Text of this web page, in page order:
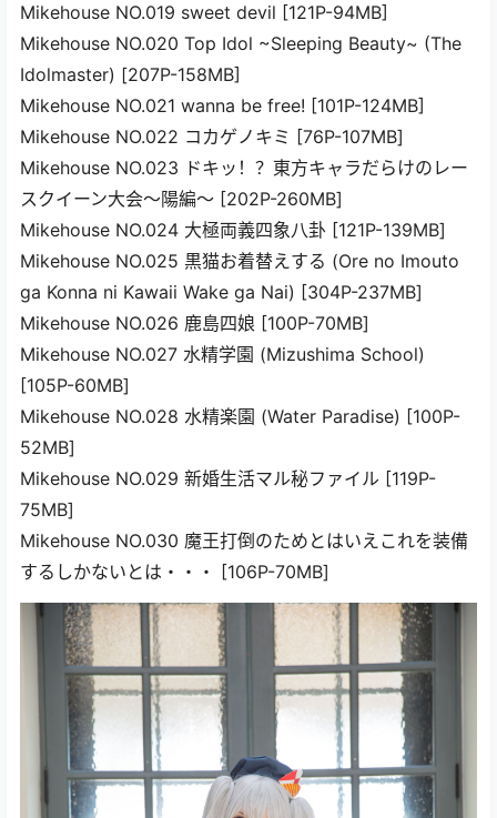
Mikehouse NO.019 sweet devil [121P-94MB]
Mikehouse NO.020 Top Idol ~Sleeping Beauty~ (The
Idolmaster) [207P-158MB]
Mikehouse NO.021 wanna be free! [101P-124MB]
Mikehouse NO.022 コカゲノキミ [76P-107MB]
Mikehouse NO.023 ドキッ！？東方キャラだらけのレー
スクイーン大会～陽編～ [202P-260MB]
Mikehouse NO.024 大極両義四象八卦 [121P-139MB]
Mikehouse NO.025 黒猫お着替えする (Ore no Imouto
ga Konna ni Kawaii Wake ga Nai) [304P-237MB]
Mikehouse NO.026 鹿島四娘 [100P-70MB]
Mikehouse NO.027 水精学園 (Mizushima School)
[105P-60MB]
Mikehouse NO.028 水精楽園 (Water Paradise) [100P-
52MB]
Mikehouse NO.029 新婚生活マル秘ファイル [119P-
75MB]
Mikehouse NO.030 魔王打倒のためとはいえこれを装備
するしかないとは・・・ [106P-70MB]